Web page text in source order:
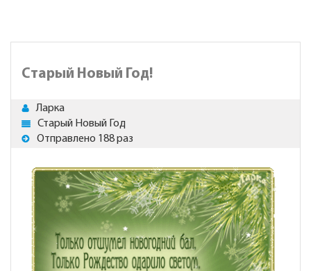
Старый Новый Год!
Ларка
Старый Новый Год
Отправлено 188 раз